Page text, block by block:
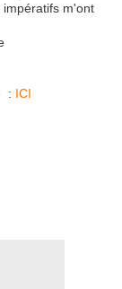
m'ont
: ICI